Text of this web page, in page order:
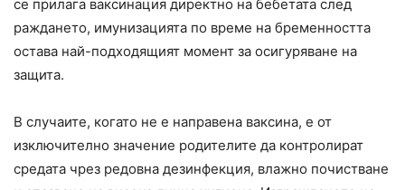
се прилага ваксинация директно на бебетата след
раждането, имунизацията по време на бременността
остава най-подходящият момент за осигуряване на
защита.
В случаите, когато не е направена ваксина, е от
изключително значение родителите да контролират
средата чрез редовна дезинфекция, влажно почистване